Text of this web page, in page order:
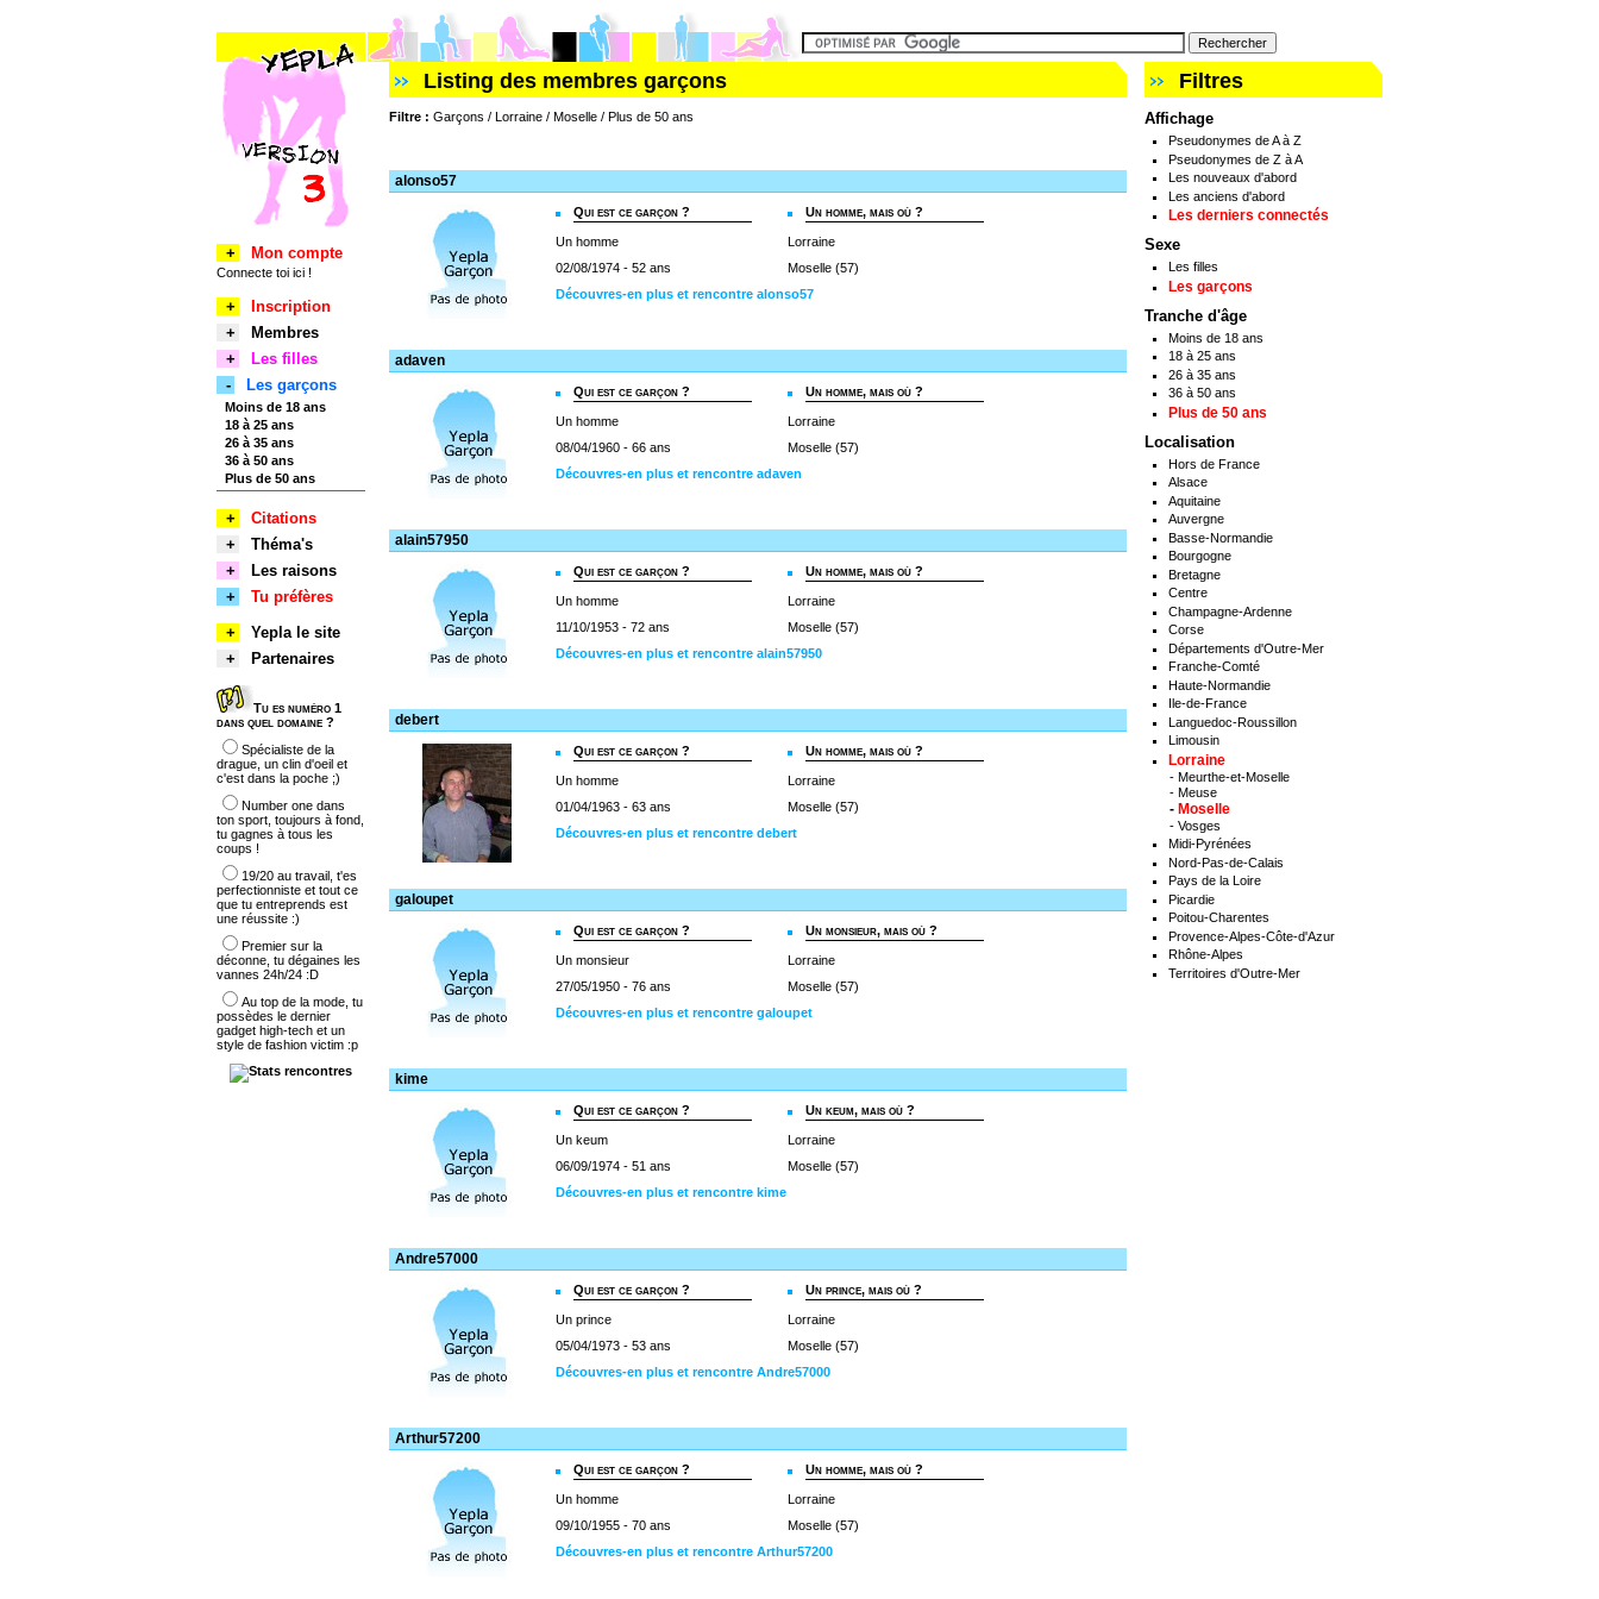
Listing des membres garçons
Filtre : Garçons / Lorraine / Moselle / Plus de 50 ans
alonso57
Qui est ce garçon ?
Un homme
02/08/1974 - 52 ans
Un homme, mais où ?
Lorraine
Moselle (57)
Découvres-en plus et rencontre alonso57
adaven
Qui est ce garçon ?
Un homme
08/04/1960 - 66 ans
Un homme, mais où ?
Lorraine
Moselle (57)
Découvres-en plus et rencontre adaven
alain57950
Qui est ce garçon ?
Un homme
11/10/1953 - 72 ans
Un homme, mais où ?
Lorraine
Moselle (57)
Découvres-en plus et rencontre alain57950
debert
Qui est ce garçon ?
Un homme
01/04/1963 - 63 ans
Un homme, mais où ?
Lorraine
Moselle (57)
Découvres-en plus et rencontre debert
galoupet
Qui est ce garçon ?
Un monsieur
27/05/1950 - 76 ans
Un monsieur, mais où ?
Lorraine
Moselle (57)
Découvres-en plus et rencontre galoupet
kime
Qui est ce garçon ?
Un keum
06/09/1974 - 51 ans
Un keum, mais où ?
Lorraine
Moselle (57)
Découvres-en plus et rencontre kime
Andre57000
Qui est ce garçon ?
Un prince
05/04/1973 - 53 ans
Un prince, mais où ?
Lorraine
Moselle (57)
Découvres-en plus et rencontre Andre57000
Arthur57200
Qui est ce garçon ?
Un homme
09/10/1955 - 70 ans
Un homme, mais où ?
Lorraine
Moselle (57)
Découvres-en plus et rencontre Arthur57200
Filtres
Affichage
Pseudonymes de A à Z
Pseudonymes de Z à A
Les nouveaux d'abord
Les anciens d'abord
Les derniers connectés
Sexe
Les filles
Les garçons
Tranche d'âge
Moins de 18 ans
18 à 25 ans
26 à 35 ans
36 à 50 ans
Plus de 50 ans
Localisation
Hors de France
Alsace
Aquitaine
Auvergne
Basse-Normandie
Bourgogne
Bretagne
Centre
Champagne-Ardenne
Corse
Départements d'Outre-Mer
Franche-Comté
Haute-Normandie
Ile-de-France
Languedoc-Roussillon
Limousin
Lorraine
- Meurthe-et-Moselle
- Meuse
- Moselle
- Vosges
Midi-Pyrénées
Nord-Pas-de-Calais
Pays de la Loire
Picardie
Poitou-Charentes
Provence-Alpes-Côte-d'Azur
Rhône-Alpes
Territoires d'Outre-Mer
+ Mon compte
Connecte toi ici !
+
Inscription
+
Membres
+
Les filles
-
Les garçons
Moins de 18 ans
18 à 25 ans
26 à 35 ans
36 à 50 ans
Plus de 50 ans
+
Citations
+
Théma's
+
Les raisons
+
Tu préfères
+
Yepla le site
+
Partenaires
Tu es numéro 1
dans quel domaine ?
Spécialiste de la
drague, un clin d'oeil et
c'est dans la poche ;)
Number one dans
ton sport, toujours à fond,
tu gagnes à tous les
coups !
19/20 au travail, t'es
perfectionniste et tout ce
que tu entreprends est
une réussite :)
Premier sur la
déconne, tu dégaines les
vannes 24h/24 :D
Au top de la mode, tu
possèdes le dernier
gadget high-tech et un
style de fashion victim :p